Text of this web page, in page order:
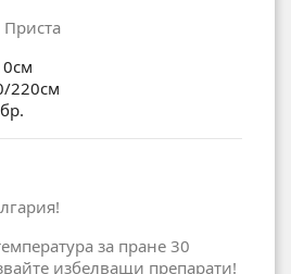
Приста
220см
за пране 30
избелващи препарати!